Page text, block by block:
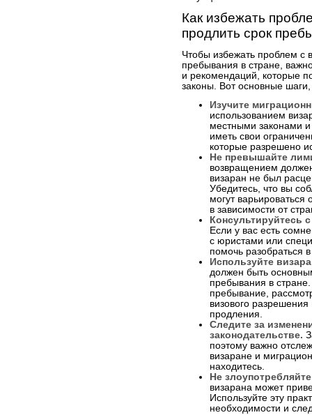
Как избежать
продлить срок
Чтобы избежать проблем с
пребывания в стране,
и рекомендаций, которые
законы. Вот основные шаги,
Изучите
использованием
местными законами
иметь свои
которые разрешено
Не превышайте
возвращением
визаран не был
Убедитесь, что вы
могут варьироваться
в зависимости от
Консультируйтесь
Если у вас есть
с юристами или
помочь разобраться
Используйте
должен быть
пребывания в
пребывание,
визового
продления.
Следите за
законодательстве.
поэтому важно
визаране и
находитесь.
Не
визарана может
Используйте эту
необходимости и